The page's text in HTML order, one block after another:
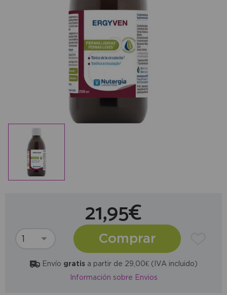
21,95€
Comprar
Envío gratisa partir de 29,00€ (IVA incluido)
Información sobre Envios